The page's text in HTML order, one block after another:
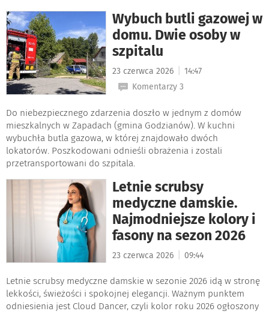
Wybuch butli gazowej w
domu. Dwie osoby w
szpitalu
23 czerwca 2026
14:47
Komentarzy 3
Do niebezpiecznego zdarzenia doszło w jednym z domów
mieszkalnych w Zapadach (gmina Godzianów). W kuchni
wybuchła butla gazowa, w której znajdowało dwóch
lokatorów. Poszkodowani odnieśli obrażenia i zostali
przetransportowani do szpitala.
Letnie scrubsy
medyczne damskie.
Najmodniejsze kolory i
fasony na sezon 2026
23 czerwca 2026 09:44
Letnie scrubsy medyczne damskie w sezonie 2026 idą w stronę
lekkości, świeżości i spokojnej elegancji. Ważnym punktem
odniesienia jest Cloud Dancer, czyli kolor roku 2026 ogłoszony